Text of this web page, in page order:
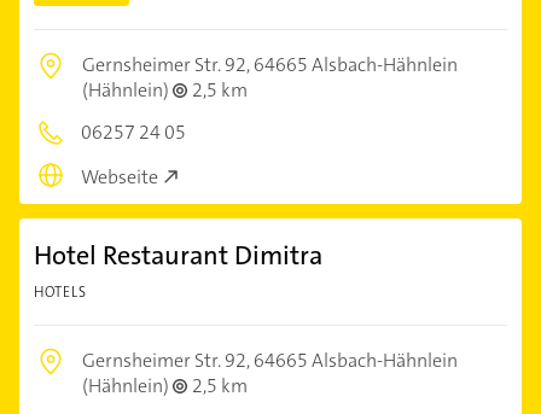
Gernsheimer Str. 92,64665 Alsbach-Hähnlein
(Hähnlein)
2,5 km
06257 24 05
Webseite
Hotel Restaurant Dimitra
HOTELS
Gernsheimer Str. 92,64665 Alsbach-Hähnlein
(Hähnlein)
2,5 km